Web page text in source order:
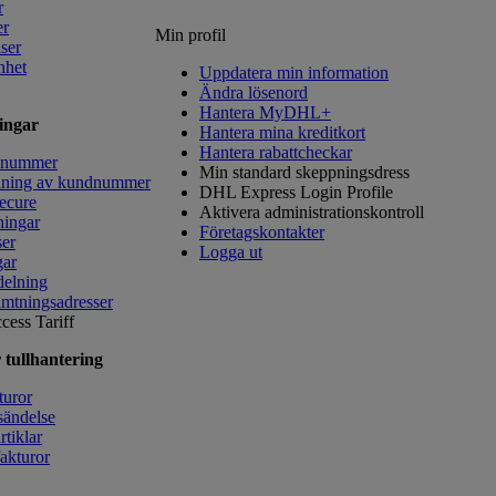
av kundnummer
Tariff
tullhantering
Min profil
Uppdatera min information
Ändra lösenord
Hantera MyDHL+
Hantera mina kreditkort
Hantera rabattcheckar
Min standard skeppningsdress
DHL Express Login Profile
Aktivera administrationskontroll
Företagskontakter
Logga ut